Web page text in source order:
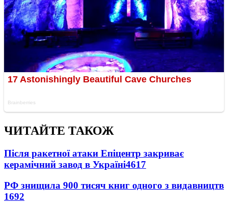
ЧИТАЙТЕ ТАКОЖ
Після ракетної атаки Епіцентр закриває
керамічний завод в Україні4617
РФ знищила 900 тисяч книг одного з видавництв
1692